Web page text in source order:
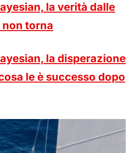
la verità dalle
torna
la disperazione
le è successo dopo